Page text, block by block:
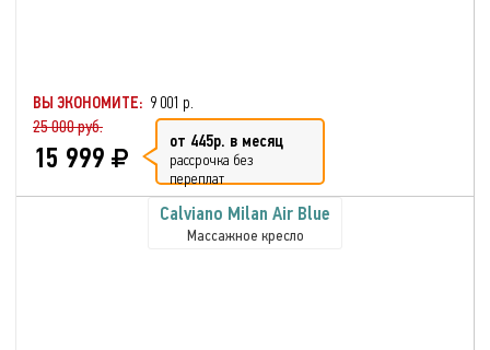
ВЫ ЭКОНОМИТЕ: 9 001 р.
25 000 руб.
15 999 от 445р. в месяц
рассрочка без
переплат
Calviano Milan Аir Blue
Массажное кресло